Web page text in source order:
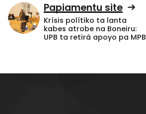
Papiamentu site
Krísis polítiko ta lanta
kabes atrobe na Boneiru:
UPB ta retirá apoyo pa MPB